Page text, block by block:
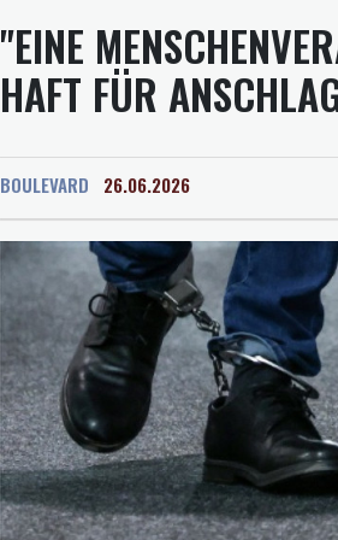
"EINE
HAFT FÜR
BOULEVARD 26.06.2026